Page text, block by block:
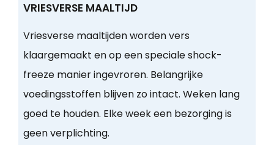
VRIESVERSE MAALTIJD
Vriesverse maaltijden worden vers
klaargemaakt en op een speciale shock-
freeze manier ingevroren. Belangrijke
voedingsstoffen blijven zo intact. Weken lang
goed te houden. Elke week een bezorging is
geen verplichting.